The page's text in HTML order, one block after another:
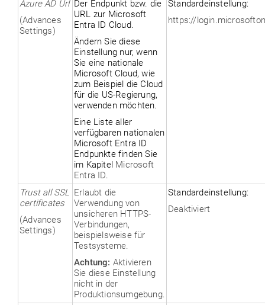
AzureAD Url
(Advances
Settings)
Der Endpunkt bzw. die
URL zur Microsoft
Entra ID Cloud.
Ändern Sie diese
Einstellung nur, wenn
Sie eine nationale
Microsoft Cloud, wie
zum Beispiel die Cloud
für die US-Regierung,
verwendenmöchten.
Eine Listealler
verfügbaren nationalen
Microsoft Entra ID
Endpunkte finden Sie
im Kapitel Microsoft
Entra ID.
Standardeinstellung:
https://
Trust all SSL
certificates
(Advances
Settings)
Erlaubt die
Verwendung von
unsicheren HTTPS-
Verbindungen,
beispielsweise für
Testsysteme.
Achtung: Aktivieren
Sie diese Einstellung
nicht in der
Produktionsumgebung.
Standardeinstellung:
Deaktiviert